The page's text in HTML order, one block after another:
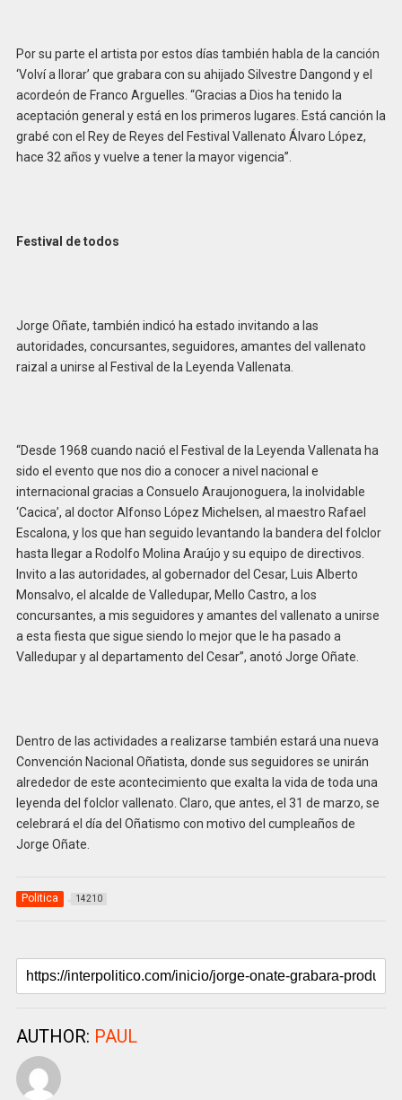
Por su parte el artista por estos días también habla de la canción
‘Volví a llorar’ que grabara con su ahijado Silvestre Dangond y el
acordeón de Franco Arguelles. “Gracias a Dios ha tenido la
aceptación general y está en los primeros lugares. Está canción la
grabé con el Rey de Reyes del Festival Vallenato Álvaro López,
hace 32 años y vuelve a tener la mayor vigencia”.
Festival de todos
Jorge Oñate, también indicó ha estado invitando a las
autoridades, concursantes, seguidores, amantes del vallenato
raizal a unirse al Festival de la Leyenda Vallenata.
“Desde 1968 cuando nació el Festival de la Leyenda Vallenata ha
sido el evento que nos dio a conocer a nivel nacional e
internacional gracias a Consuelo Araujonoguera, la inolvidable
‘Cacica’, al doctor Alfonso López Michelsen, al maestro Rafael
Escalona, y los que han seguido levantando la bandera del folclor
hasta llegar a Rodolfo Molina Araújo y su equipo de directivos.
Invito a las autoridades, al gobernador del Cesar, Luis Alberto
Monsalvo, el alcalde de Valledupar, Mello Castro, a los
concursantes, a mis seguidores y amantes del vallenato a unirse
a esta fiesta que sigue siendo lo mejor que le ha pasado a
Valledupar y al departamento del Cesar”, anotó Jorge Oñate.
Dentro de las actividades a realizarse también estará una nueva
Convención Nacional Oñatista, donde sus seguidores se unirán
alrededor de este acontecimiento que exalta la vida de toda una
leyenda del folclor vallenato. Claro, que antes, el 31 de marzo, se
celebrará el día del Oñatismo con motivo del cumpleaños de
Jorge Oñate.
Politica 14210
AUTHOR: PAUL